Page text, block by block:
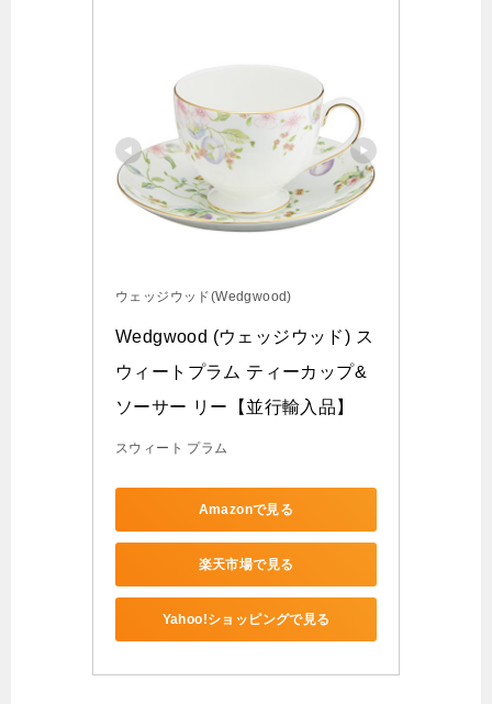
ウェッジウッド(Wedgwood)
Wedgwood (ウェッジウッド) ス
ウィートプラム ティーカップ&
ソーサー リー【並行輸入品】
スウィート プラム
Amazonで見る
楽天市場で見る
Yahoo!ショッピングで見る